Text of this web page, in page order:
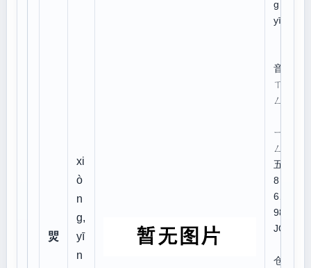
焸
xi
ò
n
g,
yī
n
g
yīng
音：
ㄒㄩ
ㄥˇ
ㄧ
ㄥ
五笔
8
6、
98:J
JOU
仓